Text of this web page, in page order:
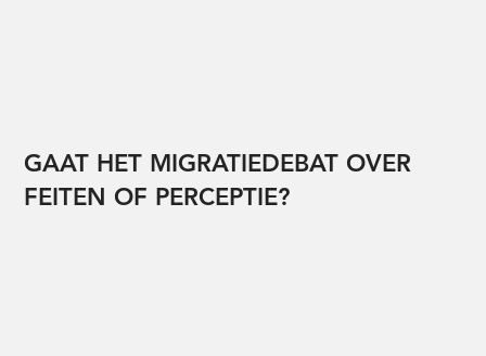
GAAT HET MIGRATIEDEBAT OVER
FEITEN OF PERCEPTIE?